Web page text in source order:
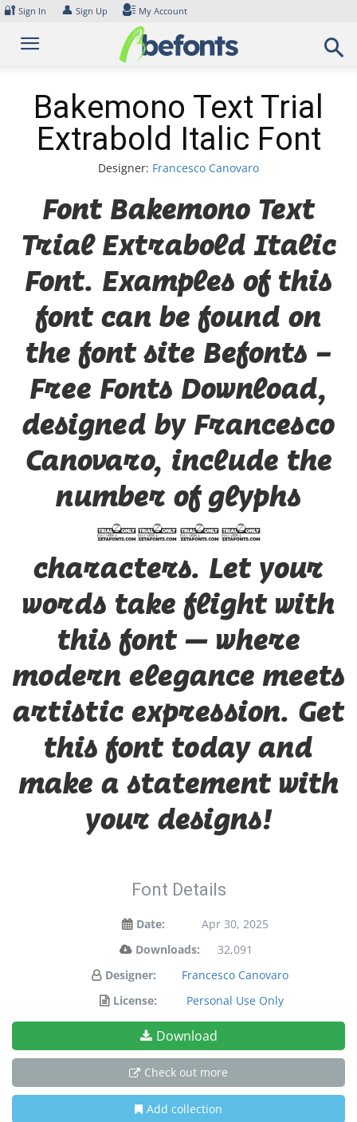
Skip
content
🔐 Sign In 👤 Sign Up My Account
Bakemono Text Trial
Extrabold Italic Font
Designer: Francesco Canovaro
Font Bakemono Text
Trial Extrabold Italic
Font. Examples of this
font can be found on
the font site Befonts –
Free Fonts Download,
designed by Francesco
Canovaro, include the
number of glyphs
1001
characters. Let your
words take flight with
this font — where
modern elegance meets
artistic expression. Get
this font today and
make a statement with
your designs!
Font Details
Date:
Apr 30, 2025
Downloads:
32,091
Designer:
Francesco Canovaro
License:
Personal Use Only
Download
Check out more
Add collection